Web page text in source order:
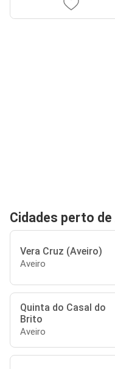
Cidades perto de
Vera Cruz (Aveiro)
Aveiro
Quinta do Casal do
Brito
Aveiro